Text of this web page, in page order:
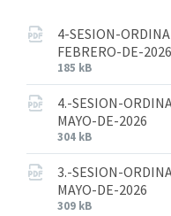
4-SESION-
FEBRERO-DE-2026
185 kB
4.-SESION-
MAYO-DE-2026
304 kB
3.-SESION-
MAYO-DE-2026
309 kB